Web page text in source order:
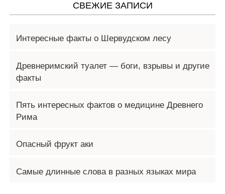
СВЕЖИЕ ЗАПИСИ
Интересные факты о Шервудском лесу
Древнеримский туалет — боги, взрывы и другие
факты
Пять интересных фактов о медицине Древнего
Рима
Опасный фрукт аки
Самые длинные слова в разных языках мира